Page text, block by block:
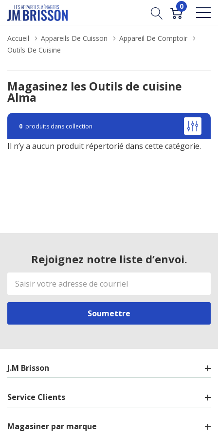
0
Accueil Appareils De Cuisson
Appareil De Comptoir
Outils De Cuisine
Magasinez les Outils de cuisine
Alma
0 produits dans collection
Il n’y a aucun produit répertorié dans cette catégorie.
Rejoignez notre liste d’envoi.
Adresse
de
courriel
J.M Brisson
Service Clients
Magasiner par marque